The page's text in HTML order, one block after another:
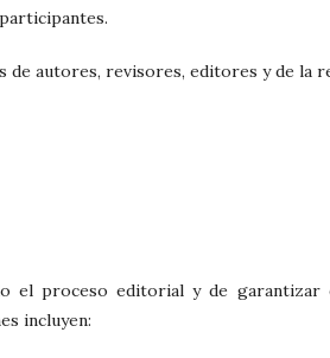
autores, revisores, editores y de la
el proceso editorial y de garantizar
incluyen: